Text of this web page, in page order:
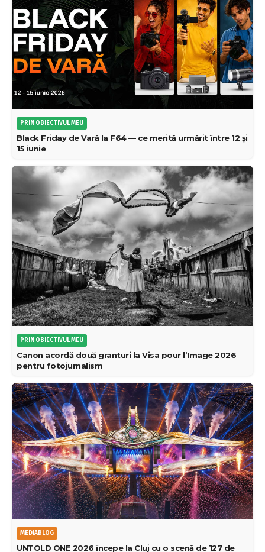
PRIN OBIECTIVUL MEU
Black Friday de Vară la F64 — ce merită urmărit între 12 și
15 iunie
PRIN OBIECTIVUL MEU
Canon acordă două granturi la Visa pour l’Image 2026
pentru fotojurnalism
MEDIABLOG
UNTOLD ONE 2026 începe la Cluj cu o scenă de 127 de